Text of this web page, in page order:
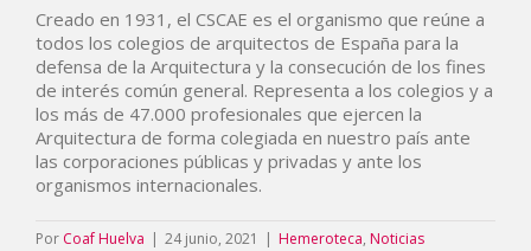
Creado en 1931, el CSCAE es el organismo que reúne a
todos los colegios de arquitectos de España para la
defensa de la Arquitectura y la consecución de los fines
de interés común general. Representa a los colegios y a
los más de 47.000 profesionales que ejercen la
Arquitectura de forma colegiada en nuestro país ante
las corporaciones públicas y privadas y ante los
organismos internacionales.
Por Coaf Huelva | 24 junio, 2021 | Hemeroteca, Noticias